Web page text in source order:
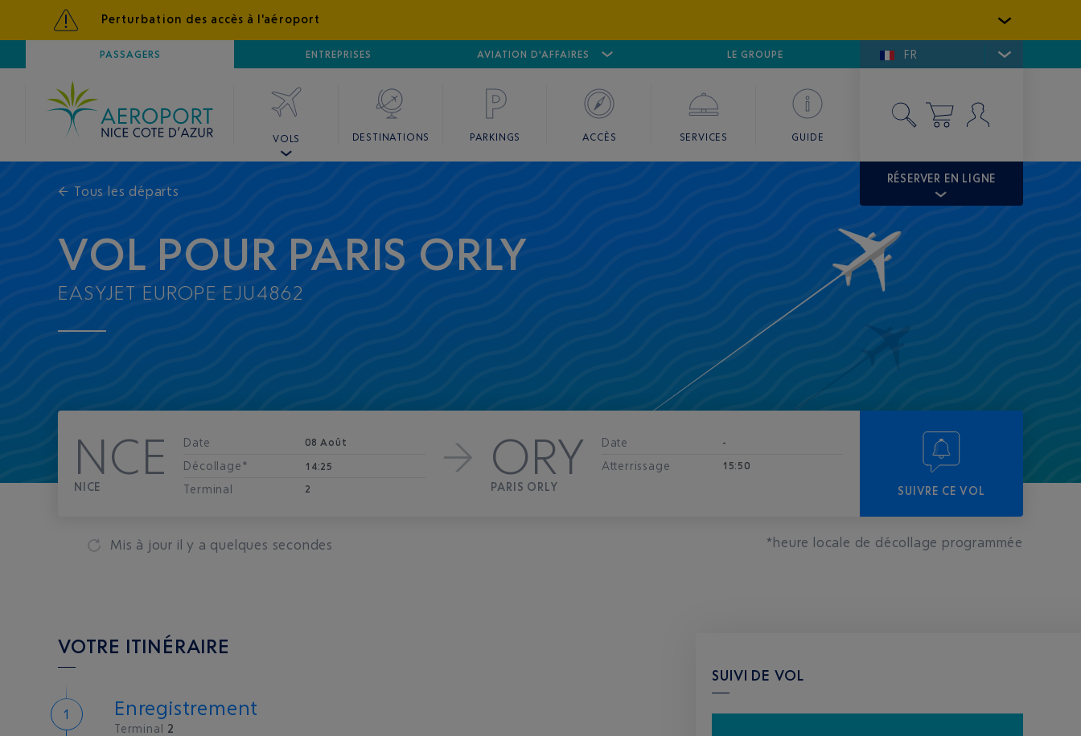
Perturbation des accès à l'aéroport
PASSAGERS ENTREPRISES AVIATION D'AFFAIRES
AÉROPORTNICE CÔTE D'AZUR AÉROPORT CANNES MANDELIEU GOLFE DE SAINT-TROPEZ
LE GROUPE FR
VOLS DESTINATIONS PARKINGS ACCÈS SERVICES GUIDE
RÉSERVER EN LIGNE
← Tous les départs
VOL POUR PARIS ORLY
EASYJET EUROPE EJU4862
NCE
NICE
Date 08 Août
Décollage* 14:25
Terminal 2
ORY
PARIS ORLY
Date -
Atterrissage 15:50
SUIVRE CE VOL
Mis à jour il y a quelques secondes *heure locale de décollage programmée
VOTRE ITINÉRAIRE
Enregistrement
Terminal 2
SUIVI DE VOL